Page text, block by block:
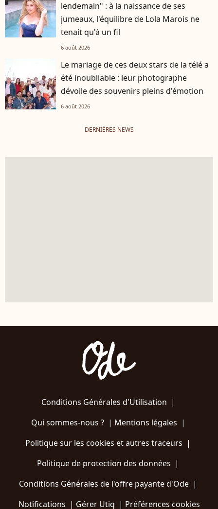
lendemain" : à la naissance de ses
jumeaux, l'équilibre de Lola Marois ne
tenait qu'à un fil
6 août 2026
Le mariage de ces deux stars de la télé a
été inoubliable : leur photographe
dévoile des souvenirs pleins d'émotion
6 août 2026
DERNIÈRES NEWS
Conditions Générales d'Utilisation |
Qui sommes-nous ?| Mentions légales |
Politique sur les cookies et autres traceurs |
Politique de protection des données |
Conditions Générales de l'offre payante d'Ode |
Notifications | Gérer Utiq | Préférences cookies